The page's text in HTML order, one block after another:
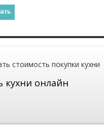
кухни онлайн